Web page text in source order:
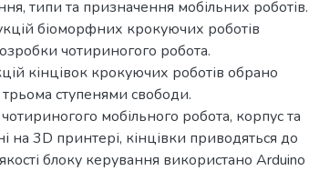
типи та призначення мобільних роботів.
біоморфних крокуючих роботів
чотириногого робота.
кінцівок крокуючих роботів обрано
ступенями свободи.
мобільного робота, корпус та
на 3D принтері, кінцівки приводяться до
блоку керування використано Arduino